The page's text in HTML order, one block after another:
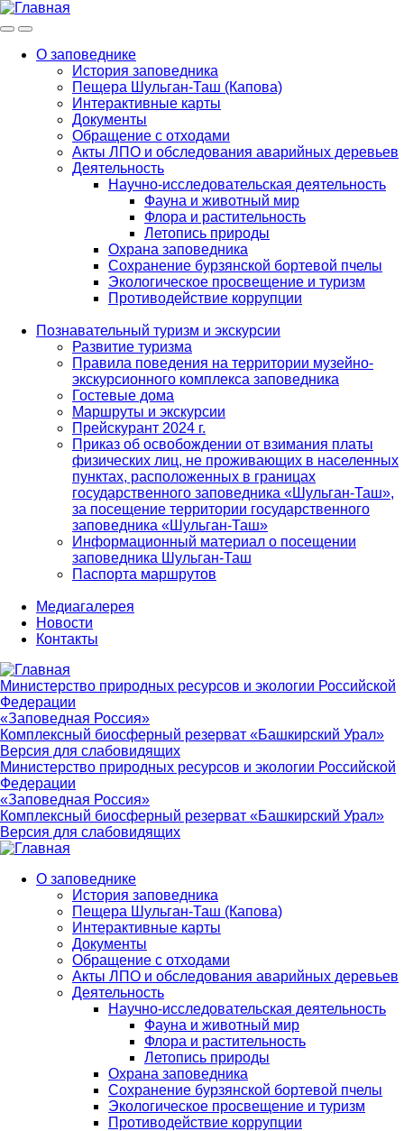
МенюИнфо
navigation
О заповеднике
История заповедника
Пещера Шульган-Таш (Капова)
Интерактивные карты
Документы
Обращение с отходами
Акты ЛПО и обследования аварийных деревьев
Деятельность
Научно-исследовательская деятельность
Фауна и животный мир
Флора и растительность
Летопись природы
Охрана заповедника
Сохранение бурзянской бортевой пчелы
Экологическое просвещение и туризм
Противодействие коррупции
Познавательный туризм и экскурсии
Развитие туризма
Правила поведения на территории музейно-
экскурсионного комплекса заповедника
Гостевые дома
Маршруты и экскурсии
Прейскурант 2024 г.
Приказ об освобождении от взимания платы
физических лиц, не проживающих в населенных
пунктах, расположенных в границах
государственного заповедника «Шульган-Таш»,
за посещение территории государственного
заповедника «Шульган-Таш»
Информационный материал о посещении
заповедника Шульган-Таш
Паспорта маршрутов
Медиагалерея
Новости
Контакты
Министерство природных ресурсов и экологии Российской
Федерации
«Заповедная Россия»
Комплексный биосферный резерват «Башкирский Урал»
Версия для слабовидящих
Министерство природных ресурсов и экологии Российской
Федерации
«Заповедная Россия»
Комплексный биосферный резерват «Башкирский Урал»
Версия для слабовидящих
navigation
О заповеднике
История заповедника
Пещера Шульган-Таш (Капова)
Интерактивные карты
Документы
Обращение с отходами
Акты ЛПО и обследования аварийных деревьев
Деятельность
Научно-исследовательская деятельность
Фауна и животный мир
Флора и растительность
Летопись природы
Охрана заповедника
Сохранение бурзянской бортевой пчелы
Экологическое просвещение и туризм
Противодействие коррупции